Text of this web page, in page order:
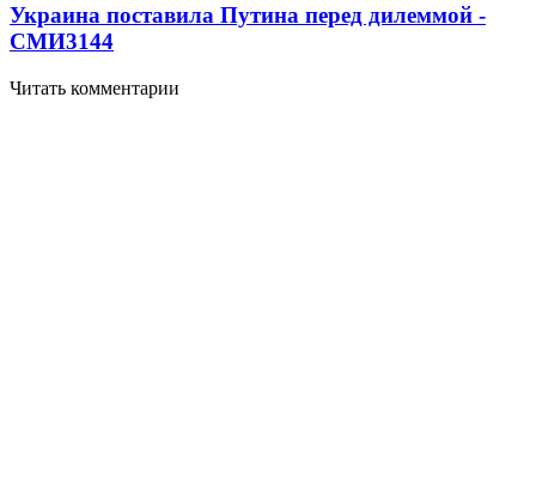
Украина поставила Путина перед дилеммой -
СМИ3144
Читать комментарии